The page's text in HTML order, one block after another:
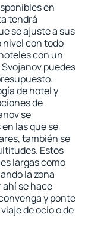
en
tendrá
se ajuste a sus
nivel con todo
con un
puedes
de hotel y
de
se
las que se
también se
Estos
largas como
la zona
se hace
y ponte
de ocio o de